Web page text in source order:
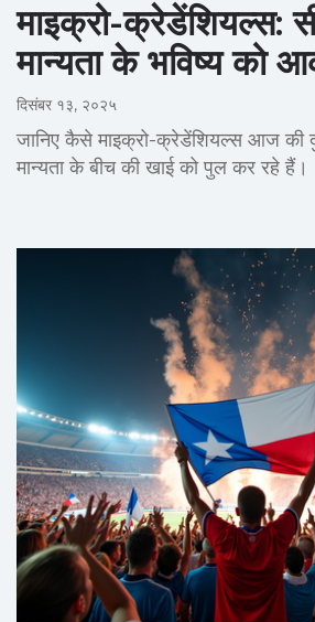
माइक्रो-क्रेडेंशियल्स:
मान्यता के भविष्य को
दिसंबर १३, २०२५
जानिए कैसे माइक्रो-क्रेडेंशियल्स आज की
मान्यता के बीच की खाई को पुल कर रहे हैं।